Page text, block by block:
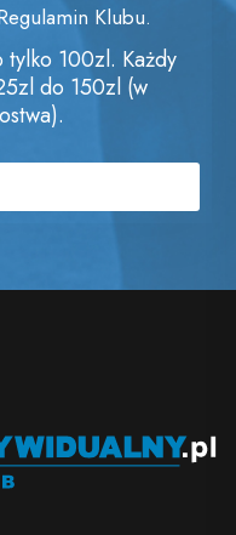
Klubu.
100zl. Każdy
do 150zl (w